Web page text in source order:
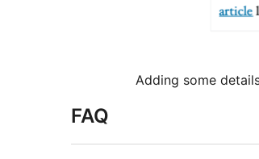
Adding some
FAQ